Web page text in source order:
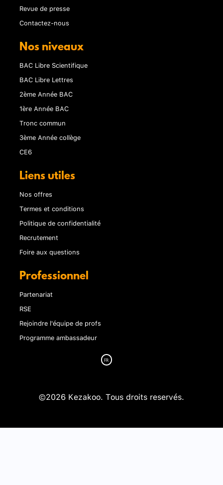
Revue de presse
Contactez-nous
Nos niveaux
BAC Libre Scientifique
BAC Libre Lettres
2ème Année BAC
1ère Année BAC
Tronc commun
3ème Année collège
CE6
Liens utiles
Nos offres
Termes et conditions
Politique de confidentialité
Recrutement
Foire aux questions
Professionnel
Partenariat
RSE
Rejoindre l'équipe de profs
Programme ambassadeur
©2026 Kezakoo. Tous droits reservés.